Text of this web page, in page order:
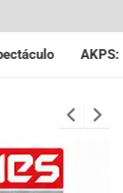
y oficializó el